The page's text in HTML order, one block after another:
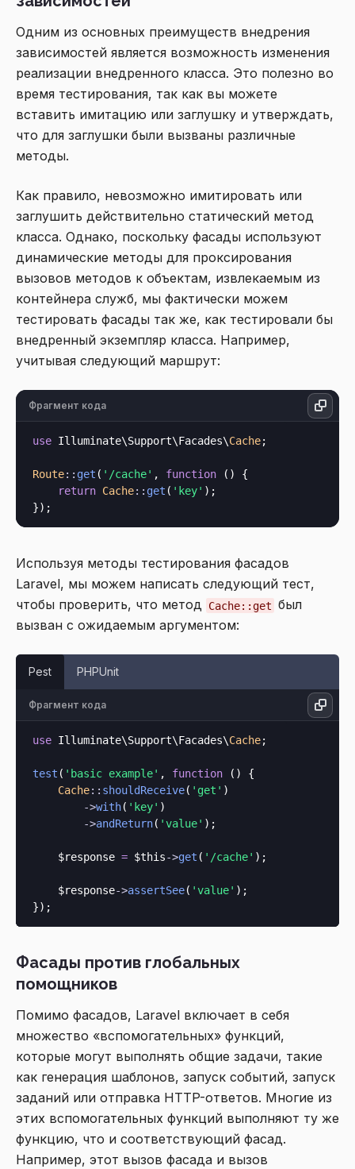
Одним из основных преимуществ внедрения
зависимостей является возможность изменения
реализации внедренного класса. Это полезно во
время тестирования, так как вы можете
вставить имитацию или заглушку и утверждать,
что для заглушки были вызваны различные
методы.
Как правило, невозможно имитировать или
заглушить действительно статический метод
класса. Однако, поскольку фасады используют
динамические методы для проксирования
вызовов методов к объектам, извлекаемым из
контейнера служб, мы фактически можем
тестировать фасады так же, как тестировали бы
внедренный экземпляр класса. Например,
учитывая следующий маршрут:
Фрагмент кода
use Illuminate\Support\Facades\Cache;
Route:: get ( '/cache' , function () {
return Cache:: get ( 'key' );
Используя методы тестирования фасадов
Laravel, мы можем написать следующий тест,
чтобы проверить, что метод Cache::get был
вызван с ожидаемым аргументом:
Pest PHPUnit
Фрагмент кода
use Illuminate\Support\Facades\Cache;
test ( 'basic example' , function () {
Cache:: shouldReceive( 'get' )
->with( 'key' )
->andReturn( 'value' );
    $response
= $this->get ( '/cache' );
    $response
->assertSee( 'value' );
Фасады против глобальных
помощников
Помимо фасадов, Laravel включает в себя
множество «вспомогательных» функций,
которые могут выполнять общие задачи, такие
как генерация шаблонов, запуск событий, запуск
заданий или отправка HTTP-ответов. Многие из
этих вспомогательных функций выполняют ту же
функцию, что и соответствующий фасад.
Например, этот вызов фасада и вызов